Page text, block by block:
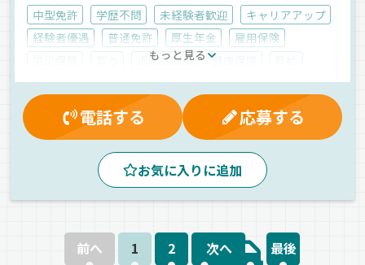
中型免許 学歴不問 未経験者歓迎
キャリアアップ
経験者優遇
普通免許 厚生年金
雇用保険
退職金制度 健康保険
資格取得制度
制服・作業着貸与
無事故手当
マイカー通勤可
家族手当
休日出勤割増金
有給休暇
交通費支給 再雇用制度
社員登用制度
夜 早朝 朝
バックアイモニター装備
センター便 地場
手積み
ドライブレコーダー
カゴ車輸送
食品
もっと見る
電話する 応募する
お気に入りに追加
前へ 1 2 次へ 最後